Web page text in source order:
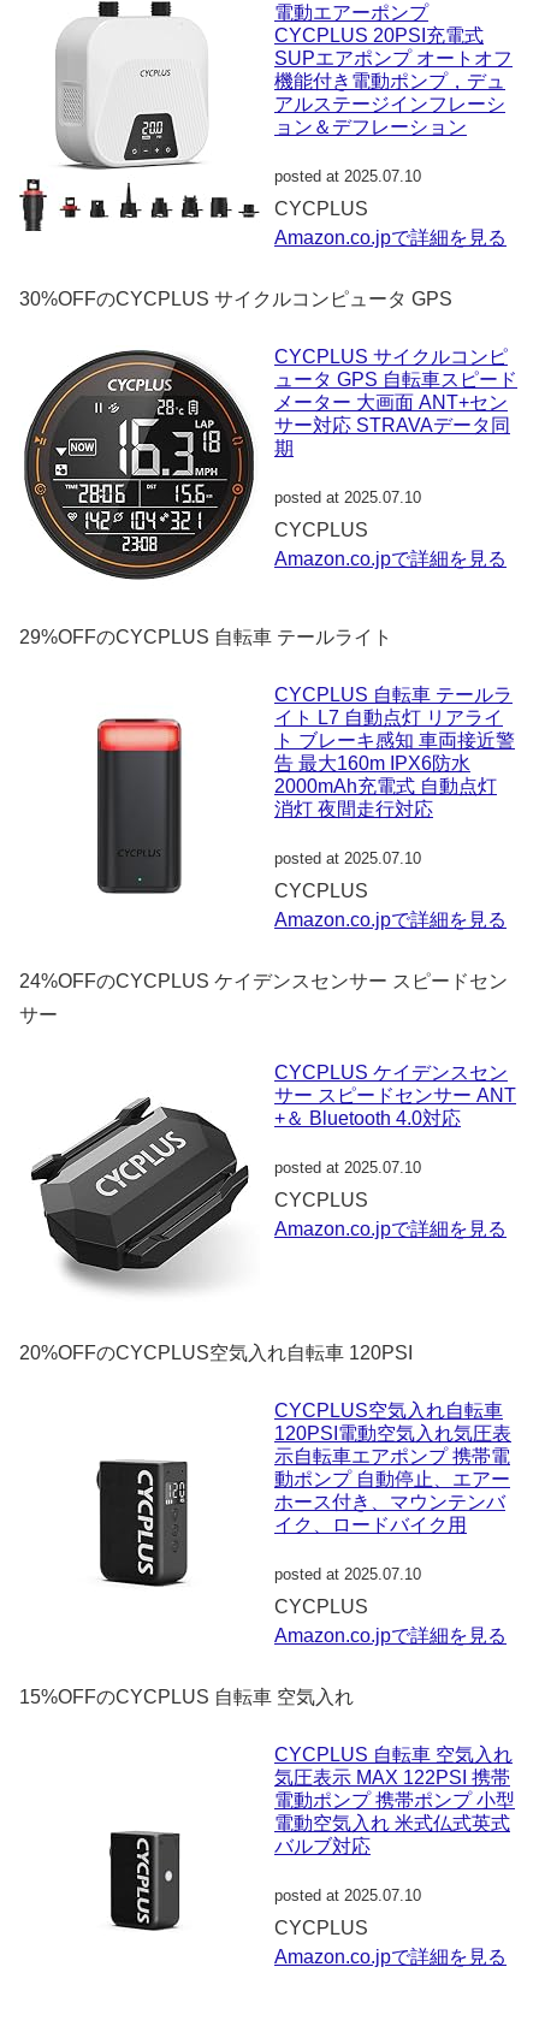
電動エアーポンプ
CYCPLUS 20PSI充電式
SUPエアポンプ オートオフ
機能付き電動ポンプ，デュ
アルステージインフレーシ
ョン＆デフレーション
posted at 2025.07.10
CYCPLUS
Amazon.co.jpで詳細を見る
30%OFFのCYCPLUS サイクルコンピュータ GPS
CYCPLUS サイクルコンピ
ュータ GPS 自転車スピード
メーター 大画面 ANT+セン
サー対応 STRAVAデータ同
期
posted at 2025.07.10
CYCPLUS
Amazon.co.jpで詳細を見る
29%OFFのCYCPLUS 自転車 テールライト
CYCPLUS 自転車 テールラ
イト L7 自動点灯 リアライ
ト ブレーキ感知 車両接近警
告 最大160m IPX6防水
2000mAh充電式 自動点灯
消灯 夜間走行対応
posted at 2025.07.10
CYCPLUS
Amazon.co.jpで詳細を見る
24%OFFのCYCPLUS ケイデンスセンサー スピードセン
サー
CYCPLUS ケイデンスセン
サー スピードセンサー ANT
+＆ Bluetooth 4.0対応
posted at 2025.07.10
CYCPLUS
Amazon.co.jpで詳細を見る
20%OFFのCYCPLUS空気入れ自転車 120PSI
CYCPLUS空気入れ自転車
120PSI電動空気入れ気圧表
示自転車エアポンプ 携帯電
動ポンプ 自動停止、エアー
ホース付き、マウンテンバ
イク、ロードバイク用
posted at 2025.07.10
CYCPLUS
Amazon.co.jpで詳細を見る
15%OFFのCYCPLUS 自転車 空気入れ
CYCPLUS 自転車 空気入れ
気圧表示 MAX 122PSI 携帯
電動ポンプ 携帯ポンプ 小型
電動空気入れ 米式仏式英式
バルブ対応
posted at 2025.07.10
CYCPLUS
Amazon.co.jpで詳細を見る